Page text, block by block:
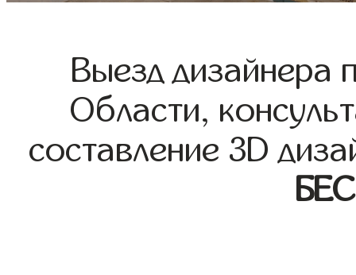
Выезд дизайнера
Области,
составление 3D